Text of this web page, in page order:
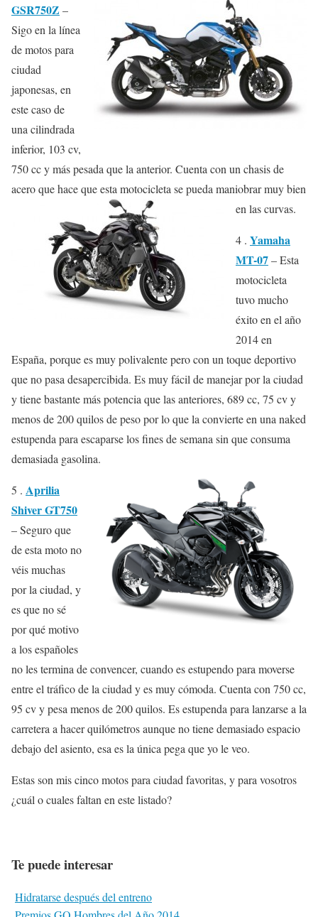
GSR750Z –
Sigo en la línea
de motos para
ciudad
japonesas, en
este caso de
una cilindrada
inferior, 103 cv,
750 cc y más pesada que la anterior. Cuenta con un chasis de
acero que hace que esta motocicleta se pueda maniobrar muy bien
en las curvas.
4 . Yamaha
MT-07– Esta
motocicleta
tuvo mucho
éxito en el año
2014 en
España, porque es muy polivalente pero con un toque deportivo
que no pasa desapercibida. Es muy fácil de manejar por la ciudad
y tiene bastante más potencia que las anteriores, 689 cc, 75 cv y
menos de 200 quilos de peso por lo que la convierte en una naked
estupenda para escaparse los fines de semana sin que consuma
demasiada gasolina.
5 . Aprilia
Shiver GT750
– Seguro que
de esta moto no
véis muchas
por la ciudad, y
es que no sé
por qué motivo
a los españoles
no les termina de convencer, cuando es estupendo para moverse
entre el tráfico de la ciudad y es muy cómoda. Cuenta con 750 cc,
95 cv y pesa menos de 200 quilos. Es estupenda para lanzarse a la
carretera a hacer quilómetros aunque no tiene demasiado espacio
debajo del asiento, esa es la única pega que yo le veo.
Estas son mis cinco motos para ciudad favoritas, y para vosotros
¿cuál o cuales faltan en este listado?
Te puede interesar
Hidratarse después del entreno